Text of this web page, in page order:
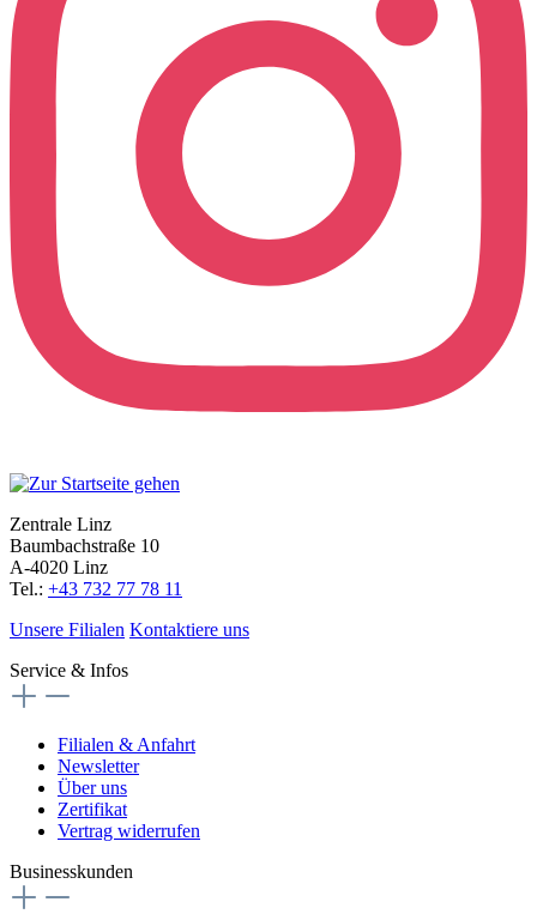
Zentrale Linz
Baumbachstraße 10
A-4020 Linz
Tel.: +43 732 77 78 11
Unsere Filialen Kontaktiere uns
Service & Infos
Filialen & Anfahrt
Newsletter
Über uns
Zertifikat
Vertrag widerrufen
Businesskunden